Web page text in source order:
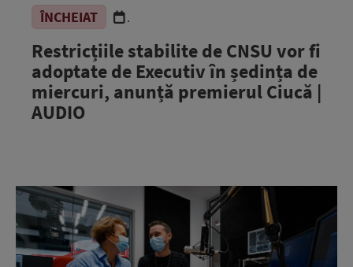
ÎNCHEIAT .
Restricțiile stabilite de CNSU vor fi
adoptate de Executiv în ședința de
miercuri, anunță premierul Ciucă |
AUDIO